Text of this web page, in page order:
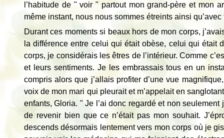
l’habitude de " voir " partout mon grand-père et mon
même instant, nous nous sommes étreints ainsi
Durant ces moments si beaux hors de mon corps,
la différence entre celui qui était obèse, celui qui était
corps, je considérais les êtres de l’intérieur. Comme
et leurs sentiments. Je les embrassais tous en un
compris alors que j’allais profiter d’une vue
voix de mon mari qui pleurait et m’appelait en
enfants, Gloria. " Je l’ai donc regardé et non
de revenir bien que ce n’était pas mon souhait.
descends désormais lentement vers mon corps où je